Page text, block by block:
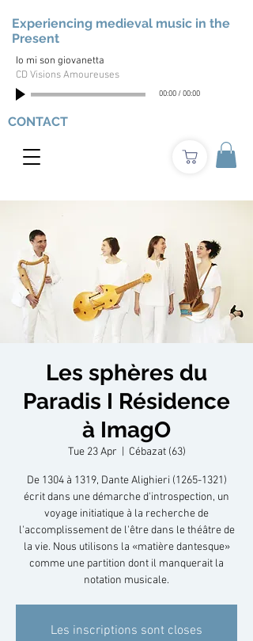
Experiencing medieval music in the
Present
Io mi son giovanetta
CD Visions Amoureuses
00:00/00:00
CONTACT
Les sphères du
Paradis I Résidence
à ImagO
Tue 23 Apr
  |
Cébazat (63)
De 1304 à 1319, Dante Alighieri (1265-1321)
écrit dans une démarche d'introspection, un
voyage initiatique à la recherche de
l'accomplissement de l'être dans le théâtre de
la vie. Nous utilisons la «matière dantesque»
comme une partition dont il manquerait la
notation musicale.
Les inscriptions sont closes